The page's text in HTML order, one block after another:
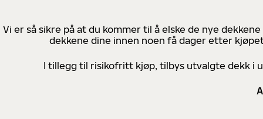
Vi er så sikre på at du kommer til å elske de nye
dekkene dine innen noen få dager etter
I tillegg til risikofritt kjøp, tilbys utvalgte dekk i